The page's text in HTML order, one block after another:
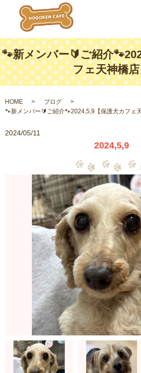
🐾新メンバー🔰ご紹介
フェ天神橋
HOME
ブログ
🐾新メンバー🔰ご紹介🐾2024,5,9【保護犬カフェ天
2024/05/11
2024,5,9